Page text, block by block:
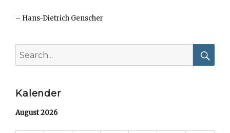
– Hans-Dietrich Genscher
for:
Kalender
August 2026